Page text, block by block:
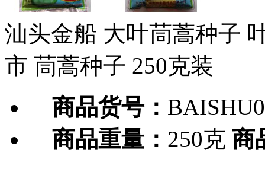
汕头金船 大叶茼蒿种子
市 茼蒿种子 250克装
商品货号：
商品重量： 250克 商